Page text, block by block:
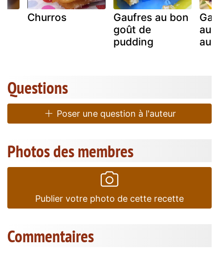
Churros
Gaufres au bon
goût de
pudding
au
au
Questions
Poser une question à l'auteur
Photos des membres
Publier votre photo de cette recette
Commentaires